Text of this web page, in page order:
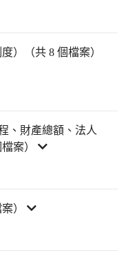
）（共 8 個檔案）
、財產總額、法人
案）
）